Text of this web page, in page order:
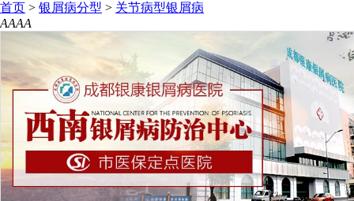
首页 > 银屑病分型 > 关节病型银屑病
AAAA